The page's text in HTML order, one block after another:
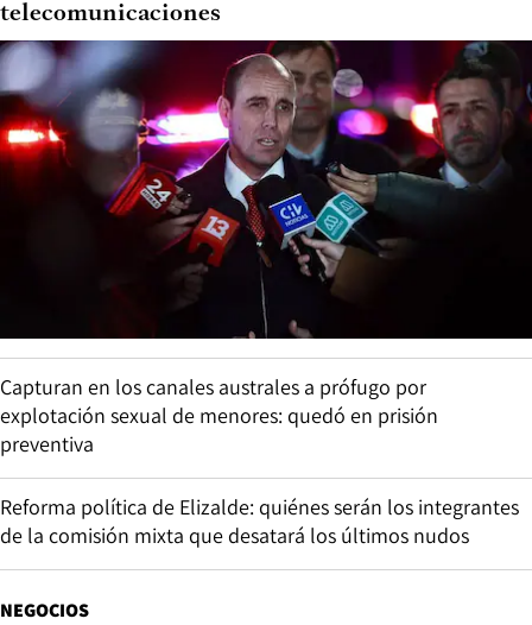
telecomunicaciones
Capturan en los canales australes a prófugo por
explotación sexual de menores: quedó en prisión
preventiva
Reforma política de Elizalde: quiénes serán los integrantes
de la comisión mixta que desatará los últimos nudos
NEGOCIOS